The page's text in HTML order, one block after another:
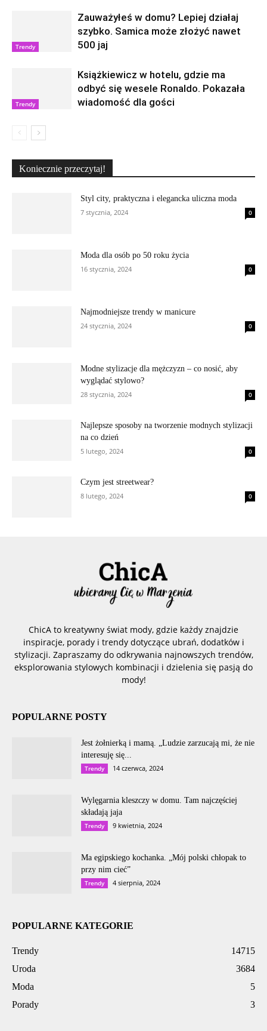
Trendy
Zauważyłeś w domu? Lepiej działaj
szybko. Samica może złożyć nawet
500 jaj
Trendy
Książkiewicz w hotelu, gdzie ma
odbyć się wesele Ronaldo. Pokazała
wiadomość dla gości
Koniecznie przeczytaj!
Styl city, praktyczna i elegancka uliczna moda
7 stycznia, 2024
0
Moda dla osób po 50 roku życia
16 stycznia, 2024
0
Najmodniejsze trendy w manicure
24 stycznia, 2024
0
Modne stylizacje dla mężczyzn – co nosić, aby
wyglądać stylowo?
28 stycznia, 2024
0
Najlepsze sposoby na tworzenie modnych stylizacji
na co dzień
5 lutego, 2024
0
Czym jest streetwear?
8 lutego, 2024
0
ChicA to kreatywny świat mody, gdzie każdy znajdzie
inspiracje, porady i trendy dotyczące ubrań, dodatków i
stylizacji. Zapraszamy do odkrywania najnowszych trendów,
eksplorowania stylowych kombinacji i dzielenia się pasją do
mody!
POPULARNE POSTY
Jest żołnierką i mamą. „Ludzie zarzucają mi, że nie
interesuję się...
Trendy 14 czerwca, 2024
Wylęgarnia kleszczy w domu. Tam najczęściej
składają jaja
Trendy 9 kwietnia, 2024
Ma egipskiego kochanka. „Mój polski chłopak to
przy nim cieć”
Trendy 4 sierpnia, 2024
POPULARNE KATEGORIE
Trendy
14715
Uroda
3684
Moda
5
Porady
3